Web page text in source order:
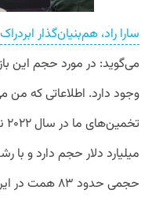
سارا راد، هم‌بنیان‌گذار ابردراک
می‌گوید: در مورد حجم این
حجمی حدود ۸۳ همت در ایران خواهد داشت.